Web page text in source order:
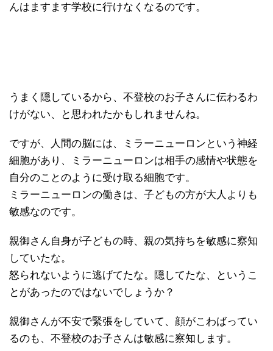
んはますます学校に行けなくなるのです。
うまく隠しているから、不登校のお子さんに伝わるわ
けがない、と思われたかもしれませんね。
ですが、人間の脳には、ミラーニューロンという神経
細胞があり、ミラーニューロンは相手の感情や状態を
自分のことのように受け取る細胞です。
ミラーニューロンの働きは、子どもの方が大人よりも
敏感なのです。
親御さん自身が子どもの時、親の気持ちを敏感に察知
していたな。
怒られないように逃げてたな。隠してたな、というこ
とがあったのではないでしょうか？
親御さんが不安で緊張をしていて、顔がこわばってい
るのも、不登校のお子さんは敏感に察知します。